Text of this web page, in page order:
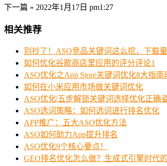
下一篇 » 2022年1月17日 pm1:27
相关推荐
别抄了！ASO竞品关键词这么挖，下载量
如何优化谷歌商店里应用的评分评论1
ASO优化之App Store关键词优化8大指
如何在小米应用市场做关键词优化
ASO优化|五步解锁关键词选择优化正确
ASO选词策略：如何选词进行排名优化
APP推广：五大ASO优化方法
ASO如何助力App提升排名
ASO优化9个核心要点！
GEO排名优化怎么做？生成式引擎时代